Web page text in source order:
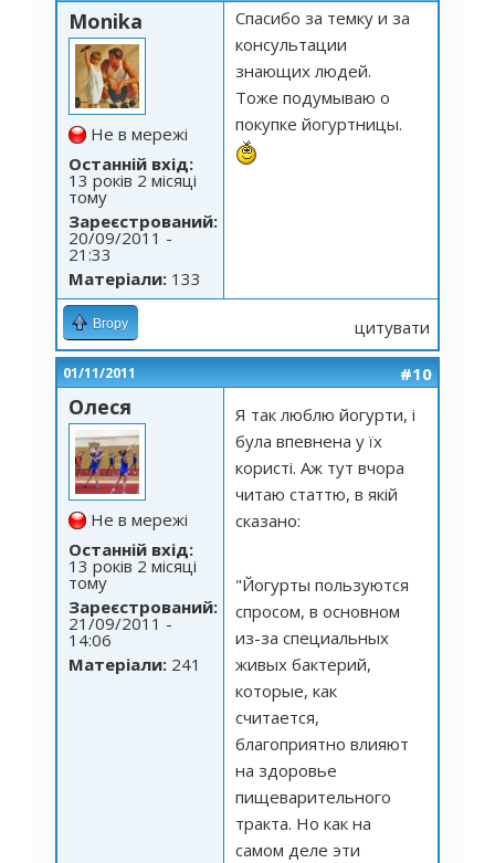
Monika
Не в мережі
Останній вхід:
13 років 2 місяці
тому
Зареєстрований:
20/09/2011 -
21:33
Матеріали: 133
Спасибо за темку и за
консультации
знающих людей.
Тоже подумываю о
покупке йогуртницы.
Вгору цитувати
01/11/2011 #10
Олеся
Не в мережі
Останній вхід:
13 років 2 місяці
тому
Зареєстрований:
21/09/2011 -
14:06
Матеріали: 241
Я так люблю йогурти, і
була впевнена у їх
користі. Аж тут вчора
читаю статтю, в якій
сказано:
"Йогурты пользуются
спросом, в основном
из-за специальных
живых бактерий,
которые, как
считается,
благоприятно влияют
на здоровье
пищеварительного
тракта. Но как на
самом деле эти